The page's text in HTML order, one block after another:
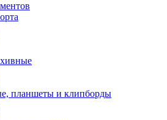
планшеты и клипборды